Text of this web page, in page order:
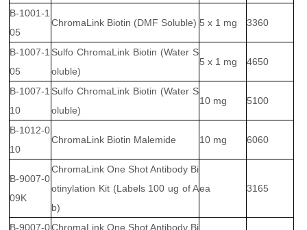
B-1001-1
05
ChromaLink Biotin (DMF Soluble) 5 x 1 mg 3360
B-1007-1
05
Sulfo ChromaLink Biotin (Water S
oluble)
5 x 1 mg 4650
B-1007-1
10
Sulfo ChromaLink Biotin (Water S
oluble)
10 mg 5100
B-1012-0
10
ChromaLink Biotin Malemide 10 mg 6060
B-9007-0
09K
ChromaLink One Shot Antibody Bi
otinylation Kit (Labels 100 ug of A
b)
ea 3165
B-9007-0ChromaLink One Shot Antibody Bi